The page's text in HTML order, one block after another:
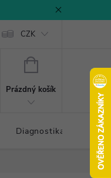
CZK
NÁKUPNÍ
Prázdný košík
Diagnostika došlapu